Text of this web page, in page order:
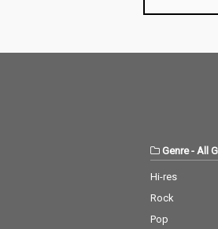
Genre- All
Hi-res
Rock
Pop